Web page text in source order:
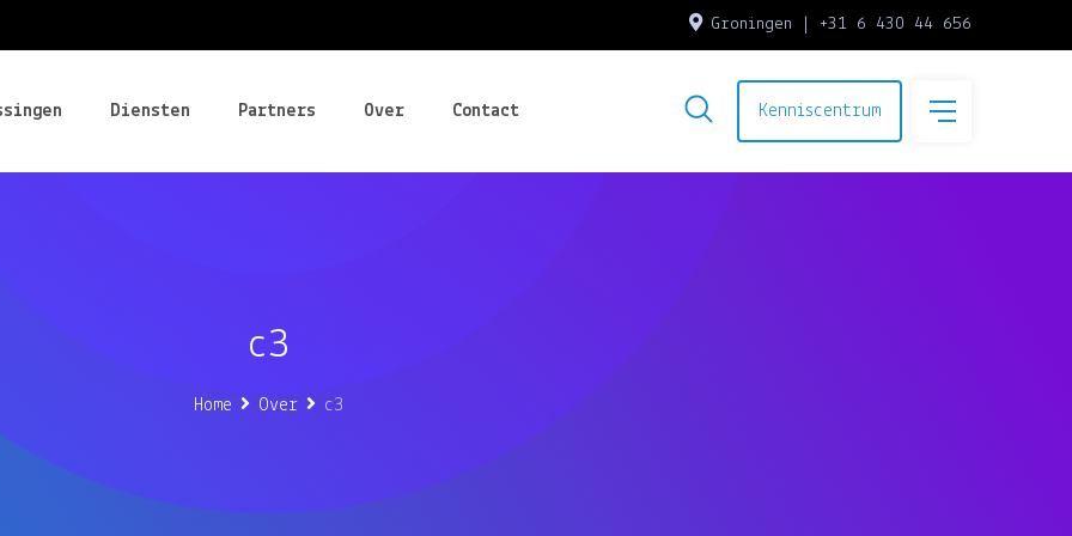
Groningen | +31 6 430 44 656
Diensten Partners Over Contact Kenniscentrum
c3
Home Over c3